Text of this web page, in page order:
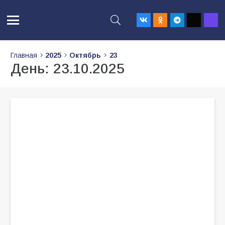
Главная 2025 Октябрь 23
День: 23.10.2025